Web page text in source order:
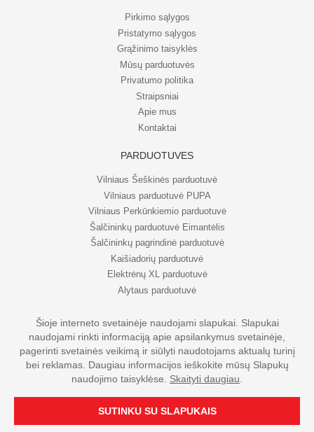
Pirkimo sąlygos
Pristatymo sąlygos
Grąžinimo taisyklės
Mūsų parduotuvės
Privatumo politika
Straipsniai
Apie mus
Kontaktai
PARDUOTUVĖS
Vilniaus Šeškinės parduotuvė
Vilniaus parduotuvė PUPA
Vilniaus Perkūnkiemio parduotuvė
Šalčininkų parduotuvė Eimantėlis
Šalčininkų pagrindinė parduotuvė
Kaišiadorių parduotuvė
Elektrėnų XL parduotuvė
Alytaus parduotuvė
© UAB Eripo 2026. Visos teisės saugomos
Šioje interneto svetainėje naudojami slapukai. Slapukai
naudojami rinkti informaciją apie apsilankymus svetainėje,
pagerinti svetainės veikimą ir siūlyti naudotojams aktualų turinį
bei reklamas. Daugiau informacijos ieškokite mūsų Slapukų
naudojimo taisyklėse. Skaityti daugiau.
SUTINKU SU SLAPUKAIS